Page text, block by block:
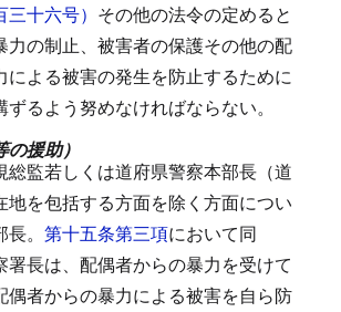
十六号） その他の法令の定めると
力の制止、被害者の保護その他の配
による被害の発生を防止するために
るよう努めなければならない。
の援助）
総監若しくは道府県警察本部長（道
地を包括する方面を除く方面につい
。 第十五条第三項において同
署長は、配偶者からの暴力を受けて
偶者からの暴力による被害を自ら防